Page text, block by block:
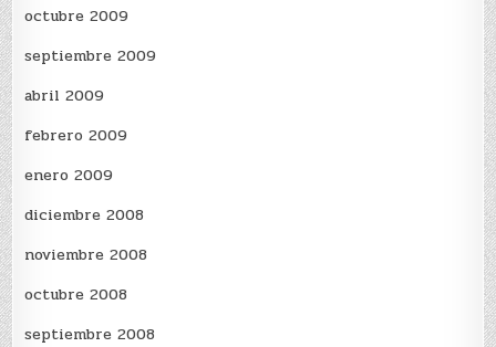
octubre 2009
septiembre 2009
abril 2009
febrero 2009
enero 2009
diciembre 2008
noviembre 2008
octubre 2008
septiembre 2008